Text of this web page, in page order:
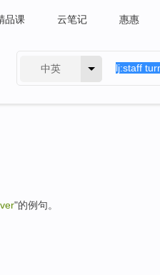
品课 云笔记 惠惠
中英
"的例句。